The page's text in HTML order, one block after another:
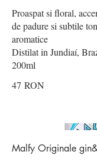
Proaspat si floral,
de padure si subtile
aromatice
Distilat in Jundiaí,
200ml
47 RON
Malfy Originale